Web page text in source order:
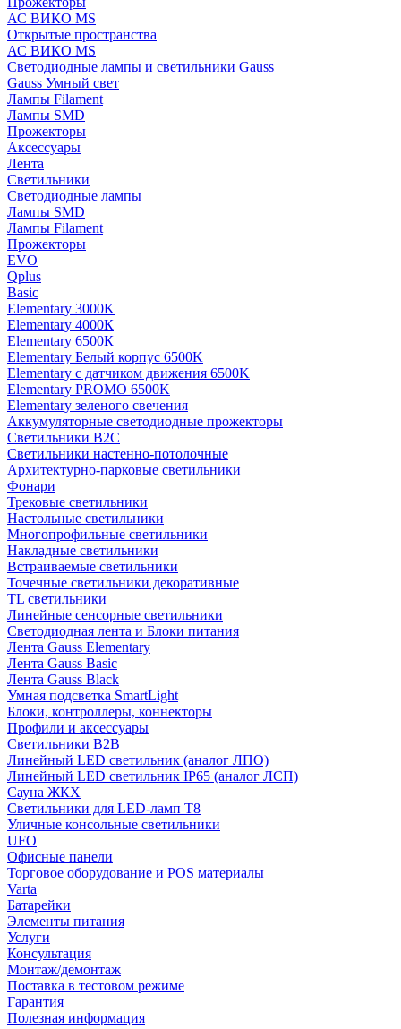
АС ВИКО MS
Открытые пространства
АС ВИКО MS
Светодиодные лампы и светильники Gauss
Gauss Умный свет
Лампы Filament
Лампы SMD
Прожекторы
Аксессуары
Лента
Светильники
Светодиодные лампы
Лампы SMD
Лампы Filament
Прожекторы
EVO
Qplus
Basic
Elementary 3000K
Elementary 4000К
Elementary 6500К
Elementary Белый корпус 6500K
Elementary с датчиком движения 6500K
Elementary PROMO 6500K
Elementary зеленого свечения
Аккумуляторные светодиодные прожекторы
Светильники B2C
Светильники настенно-потолочные
Архитектурно-парковые светильники
Фонари
Трековые светильники
Настольные светильники
Многопрофильные светильники
Накладные светильники
Встраиваемые светильники
Точечные светильники декоративные
TL светильники
Линейные сенсорные светильники
Светодиодная лента и Блоки питания
Лента Gauss Elementary
Лента Gauss Basic
Лента Gauss Black
Умная подсветка SmartLight
Блоки, контроллеры, коннекторы
Профили и аксессуары
Светильники B2B
Линейный LED светильник (аналог ЛПО)
Линейный LED светильник IP65 (аналог ЛСП)
Сауна ЖКХ
Светильники для LED-ламп T8
Уличные консольные светильники
UFO
Офисные панели
Торговое оборудование и POS материалы
Varta
Батарейки
Элементы питания
Услуги
Консультация
Монтаж/демонтаж
Поставка в тестовом режиме
Гарантия
Полезная информация